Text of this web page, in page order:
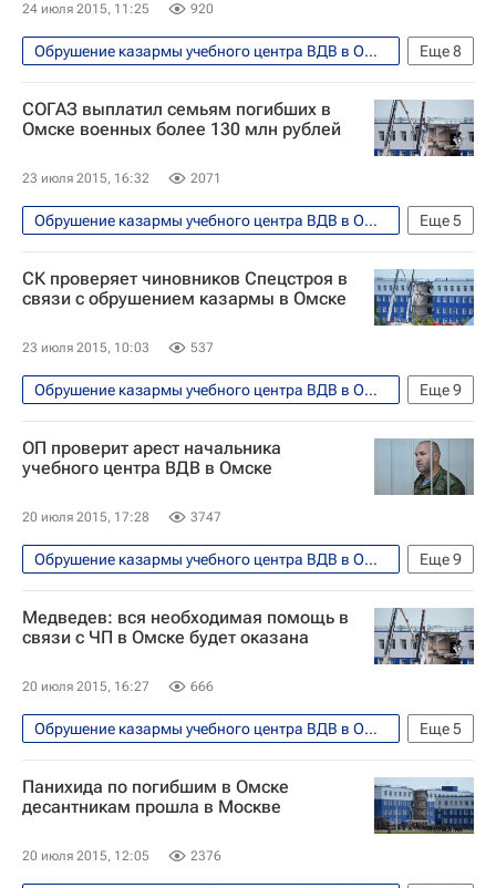
Министерство обороны РФ (Минобороны РФ)
Россия
24 июля 2015, 11:25 920
Еще8
Обрушение казармы учебного центра ВДВ в Омске
Безопасность
Омск
Омская область
Весь мир
Сергей Шойгу
Россия
СОГАЗ выплатил семьям погибших в
Омске военных более 130 млн рублей
23 июля 2015, 16:32 2071
Еще5
Обрушение казармы учебного центра ВДВ в Омске
Происшествия
Европа
Весь мир
Согаз
Россия
СК проверяет чиновников Спецстроя в
связи с обрушением казармы в Омске
23 июля 2015, 10:03 537
Еще9
Обрушение казармы учебного центра ВДВ в Омске
Происшествия
Омская область
Омск
Весь мир
Европа
Следственный комитет России (СК РФ)
Спецстрой РФ
Россия
ОП проверит арест начальника
учебного центра ВДВ в Омске
20 июля 2015, 17:28 3747
Еще9
Обрушение казармы учебного центра ВДВ в Омске
Происшествия
Омск
Омская область
Весь мир
Олег Пономарев
Общественная палата РФ
Россия
Медведев: вся необходимая помощь в
связи с ЧП в Омске будет оказана
20 июля 2015, 16:27 666
Еще5
Обрушение казармы учебного центра ВДВ в Омске
Общество
Европа
Весь мир
Дмитрий Медведев
Россия
Панихида по погибшим в Омске
десантникам прошла в Москве
20 июля 2015, 12:05 2376